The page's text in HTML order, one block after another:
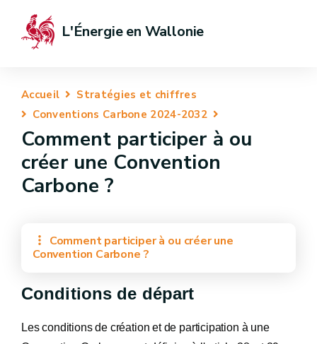
L'Énergie en Wallonie
Accueil
Stratégies et chiffres
Conventions Carbone 2024-2032
Comment participer à ou
créer une Convention
Carbone ?
Comment participer à ou créer une
Convention Carbone ?
Conditions de départ
Les conditions de création et de participation à une